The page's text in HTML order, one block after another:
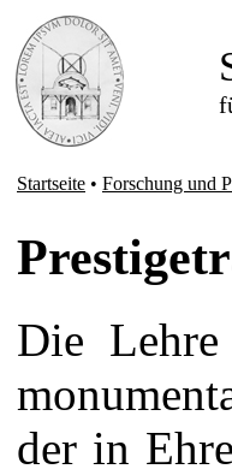
Startseite • Forschung und
Die
der in